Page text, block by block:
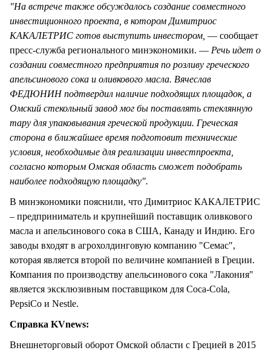
"На встрече также обсуждалось создание совместного
инвестиционного проекта, в котором Димитриос
КАКАЛЕТРИС готов выступить инвестором, — сообщает
пресс-служба регионального минэкономики. — Речь идет о
создании совместного предприятия по розливу греческого
апельсинового сока и оливкового масла. Вячеслав
ФЕДЮНИН подтвердил наличие подходящих площадок, а
Омский стекольный завод мог бы поставлять стеклянную
тару для упаковывания греческой продукции. Греческая
сторона в ближайшее время подготовит технические
условия, необходимые для реализации инвестпроекта,
согласно которым Омская область сможет подобрать
наиболее подходящую площадку".
В минэкономики пояснили, что Димитриос КАКАЛЕТРИС
– предприниматель и крупнейший поставщик оливкового
масла и апельсинового сока в США, Канаду и Индию. Его
заводы входят в агрохолдинговую компанию "Семас",
которая является второй по величине компанией в Греции.
Компания по производству апельсинового сока "Лакония"
является эксклюзивным поставщиком для Coca-Cola,
PepsiCo и Nestle.
Справка KVnews:
Внешнеторговый оборот Омской области с Грецией в 2015